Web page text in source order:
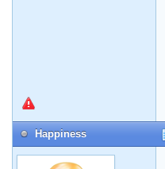
Happiness